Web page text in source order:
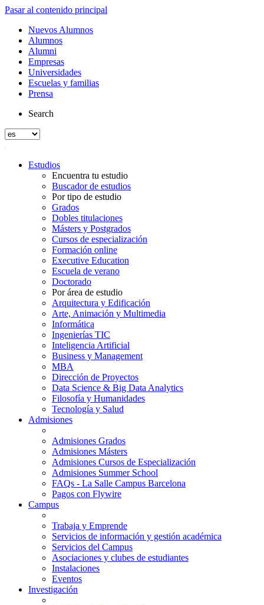
Pasar al contenido principal
Nuevos Alumnos
Alumnos
Alumni
Empresas
Universidades
Escuelas y familias
Prensa
Search
Estudios
Encuentra tu estudio
Buscador de estudios
Por tipo de estudio
Grados
Dobles titulaciones
Másters y Postgrados
Cursos de especialización
Formación online
Executive Education
Escuela de verano
Doctorado
Por área de estudio
Arquitectura y Edificación
Arte, Animación y Multimedia
Informática
Ingenierías TIC
Inteligencia Artificial
Business y Management
MBA
Dirección de Proyectos
Data Science & Big Data Analytics
Filosofía y Humanidades
Tecnología y Salud
Admisiones
Admisiones Grados
Admisiones Másters
Admisiones Cursos de Especialización
Admisiones Summer School
FAQs - La Salle Campus Barcelona
Pagos con Flywire
Campus
Trabaja y Emprende
Servicios de información y gestión académica
Servicios del Campus
Asociaciones y clubes de estudiantes
Instalaciones
Eventos
Investigación